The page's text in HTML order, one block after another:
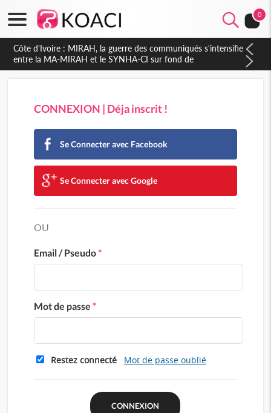
0
Côte d'Ivoire : MIRAH, la guerre des communiqués s'intensifie
entre la MA-MIRAH et le SYNHA-CI sur fond de
gouvernance et le projet de précompte sur les salaires des
CONNEXION | Déja inscrit !
Se Connecter avec Facebook
Se Connecter avec Google
OU
Email / Pseudo*
Mot de passe *
Restez connecté Mot de passe oublié